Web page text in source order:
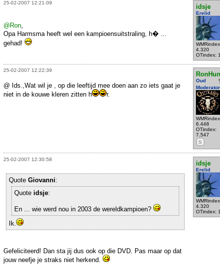
25-02-2007 12:21:09
idsje
Erelid
4.320
OTindex:
@Ron
Opa Harmsma heeft wel een kampioensuitstraling, h� ...
gehad!
25-02-2007 12:22:39
Oud
Moderator
6.448
OTindex:
7.547
S
@ Ids.,Wat wil je , op die leeftijd mee doen aan zo iets gaat je
niet in de kouwe kleren zitten h
r.
25-02-2007 12:30:58
idsje
Erelid
4.320
OTindex:
Quote Giovanni:
Quote idsje:
En ... wie werd nou in 2003 de wereldkampioen?
Ik.
Gefeliciteerd! Dan sta jij dus ook op die DVD. Pas maar op dat
jouw neefje je straks niet herkend.